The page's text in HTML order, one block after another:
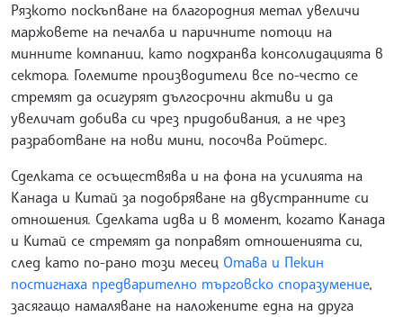
Рязкото поскъпване на благородния метал увеличи
маржовете на печалба и паричните потоци на
минните компании, като подхранва консолидацията в
сектора. Големите производители все по-често се
стремят да осигурят дългосрочни активи и да
увеличат добива си чрез придобивания, а не чрез
разработване на нови мини, посочва Ройтерс.
Сделката се осъществява и на фона на усилията на
Канада и Китай за подобряване на двустранните си
отношения. Сделката идва и в момент, когато Канада
и Китай се стремят да поправят отношенията си,
след като по-рано този месец Отава и Пекин
постигнаха предварително търговско споразумение,
засягащо намаляване на наложените една на друга